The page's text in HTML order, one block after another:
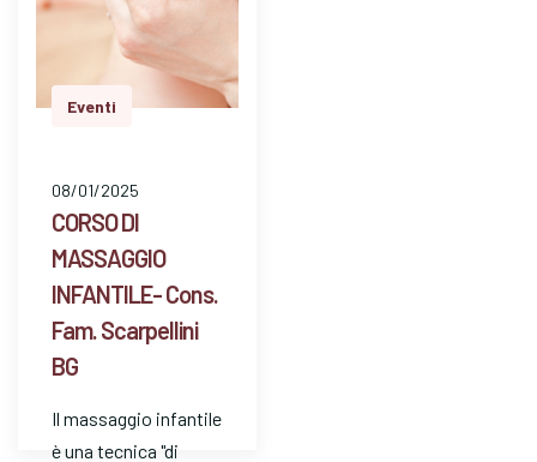
Eventi
08/01/2025
CORSO DI
MASSAGGIO
INFANTILE- Cons.
Fam. Scarpellini
BG
Il massaggio infantile
è una tecnica "di